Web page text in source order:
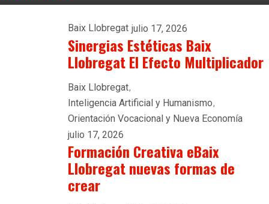
Baix Llobregat julio 17, 2026
Sinergias Estéticas Baix
Llobregat El Efecto Multiplicador
Baix Llobregat
Inteligencia Artificial y Humanismo
Orientación Vocacional y Nueva Economía
julio 17, 2026
Formación Creativa eBaix
Llobregat nuevas formas de
crear